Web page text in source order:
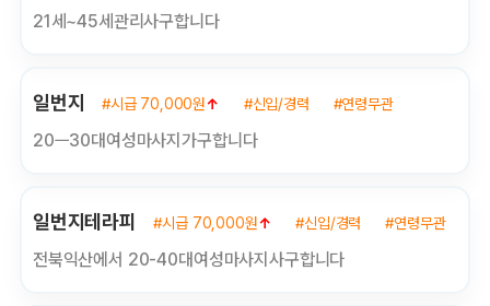
21세~45세관리사구합니다
일번지 #시급 70,000원↑ #신입/경력 #연령무관
20ㅡ30대여성마사지가구합니다
일번지테라피 #시급 70,000원↑ #신입/경력 #연령무관
전북익산에서 20-40대여성마사지사구합니다